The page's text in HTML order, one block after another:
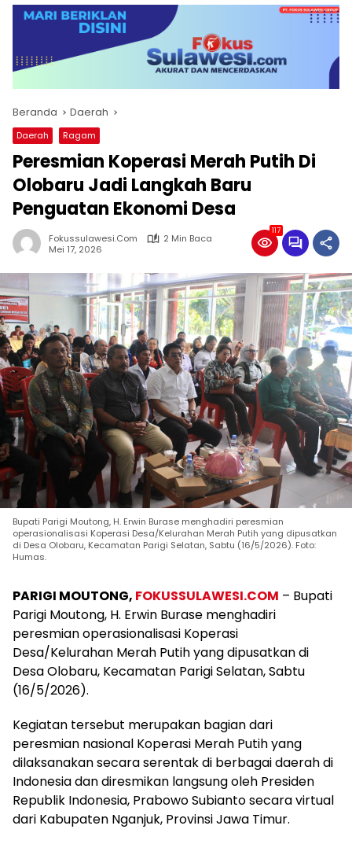
Beranda Daerah
Daerah Ragam
Peresmian Koperasi Merah Putih Di
Olobaru Jadi Langkah Baru
Penguatan Ekonomi Desa
Fokussulawesi.com
2 Min Baca
Mei 17, 2026
117
Bupati Parigi Moutong, H. Erwin Burase menghadiri peresmian
operasionalisasi Koperasi Desa/Kelurahan Merah Putih yang dipusatkan
di Desa Olobaru, Kecamatan Parigi Selatan, Sabtu (16/5/2026). Foto:
Humas.
PARIGI MOUTONG, FOKUSSULAWESI.COM – Bupati
Parigi Moutong, H. Erwin Burase menghadiri
peresmian operasionalisasi Koperasi
Desa/Kelurahan Merah Putih yang dipusatkan di
Desa Olobaru, Kecamatan Parigi Selatan, Sabtu
(16/5/2026).
Kegiatan tersebut merupakan bagian dari
peresmian nasional Koperasi Merah Putih yang
dilaksanakan secara serentak di berbagai daerah di
Indonesia dan diresmikan langsung oleh Presiden
Republik Indonesia, Prabowo Subianto secara virtual
dari Kabupaten Nganjuk, Provinsi Jawa Timur.